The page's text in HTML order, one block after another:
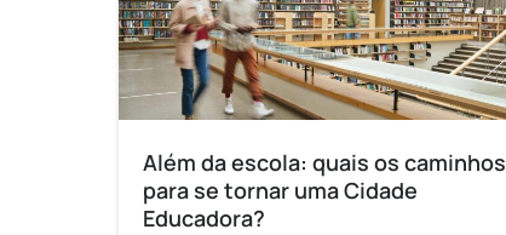
Além da escola: quais os caminhos
para se tornar uma Cidade
Educadora?